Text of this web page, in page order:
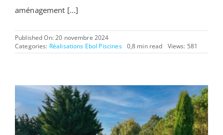
aménagement [...]
Published On: 20 novembre 2024
Categories: Réalisations Ebol Piscines 0,8 min read Views: 581